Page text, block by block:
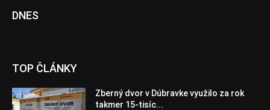
DNES
TOP ČLÁNKY
Zberný dvor v Dúbravke využilo za rok
takmer 15-tisíc...